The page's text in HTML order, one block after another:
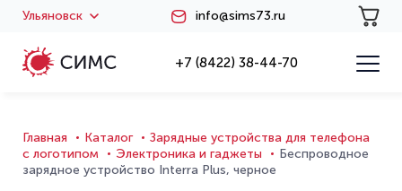
Ульяновск info@sims73.ru
+7 (8422) 38-44-70
Главная Каталог
Зарядные устройства для телефона
с логотипом
Электроника и гаджеты
Беспроводное
зарядное устройство Interra Plus, черное